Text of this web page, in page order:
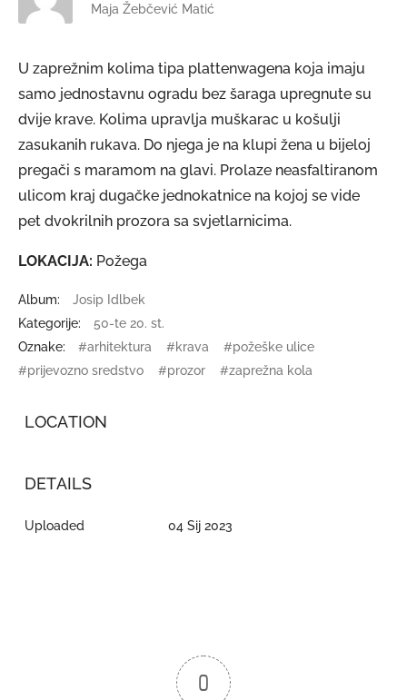
Maja Žebčević Matić
U zaprežnim kolima tipa plattenwagena koja imaju
samo jednostavnu ogradu bez šaraga upregnute su
dvije krave. Kolima upravlja muškarac u košulji
zasukanih rukava. Do njega je na klupi žena u bijeloj
pregači s maramom na glavi. Prolaze neasfaltiranom
ulicom kraj dugačke jednokatnice na kojoj se vide
pet dvokrilnih prozora sa svjetlarnicima.
LOKACIJA: Požega
Album:
Josip Idlbek
Kategorije:
50-te 20. st.
Oznake:
#arhitektura #krava
#požeške ulice
#prijevozno sredstvo
#prozor #zaprežna kola
LOCATION
DETAILS
Uploaded 04 Sij 2023
0